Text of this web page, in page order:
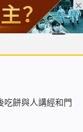
信仰解答 聖經
吃餅與人講經和門